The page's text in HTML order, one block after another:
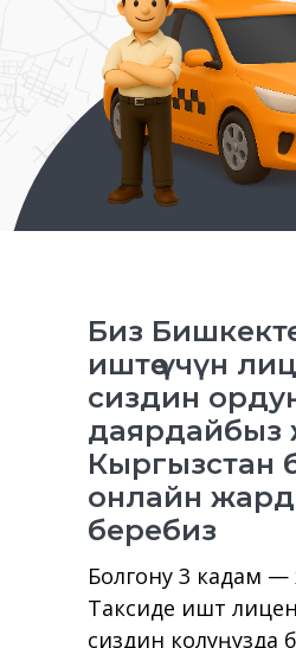
Биз
иштөө үчүн
сиздин
даярдайбыз
Кыргызстан
онлайн
беребиз
Болгону 3 кадам —
Таксиде иштөө
сиздин колуңузда